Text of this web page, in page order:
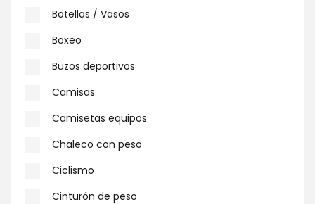
Botellas / Vasos
Boxeo
Buzos deportivos
Camisas
Camisetas equipos
Chaleco con peso
Ciclismo
Cinturón de peso